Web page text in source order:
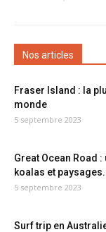
Nos articles
Fraser Island : la
monde
5 septembre 2023
Great Ocean Road
koalas et
5 septembre 2023
Surf trip en